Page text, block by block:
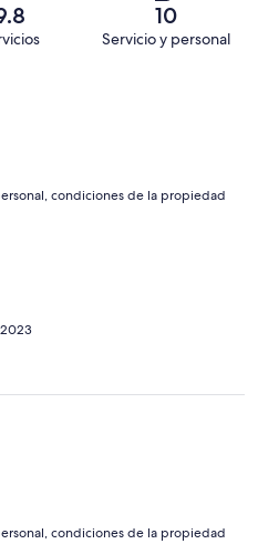
10
Servicio y personal
condiciones de la propiedad
condiciones de la propiedad